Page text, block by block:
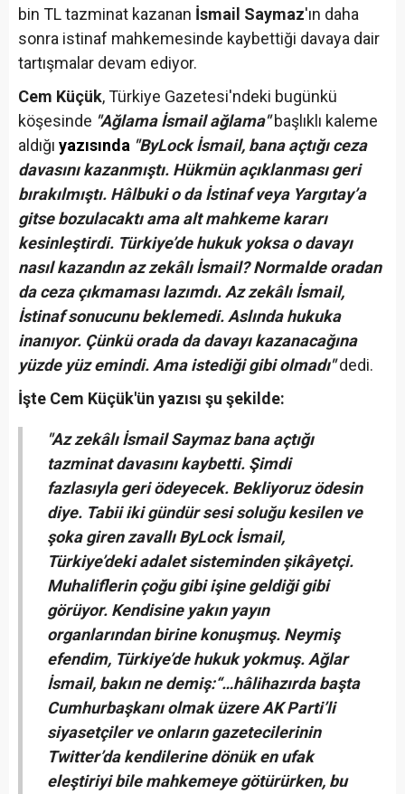
bin TL tazminat kazanan İsmail Saymaz'ın daha
sonra istinaf mahkemesinde kaybettiği davaya dair
tartışmalar devam ediyor.
Cem Küçük, Türkiye Gazetesi'ndeki bugünkü
köşesinde "Ağlama İsmail ağlama"başlıklı kaleme
aldığı yazısında "ByLock İsmail, bana açtığı ceza
davasını kazanmıştı. Hükmün açıklanması geri
bırakılmıştı. Hâlbuki o da İstinaf veya Yargıtay’a
gitse bozulacaktı ama alt mahkeme kararı
kesinleştirdi. Türkiye’de hukuk yoksa o davayı
nasıl kazandın az zekâlı İsmail? Normalde oradan
da ceza çıkmaması lazımdı. Az zekâlı İsmail,
İstinaf sonucunu beklemedi. Aslında hukuka
inanıyor. Çünkü orada da davayı kazanacağına
yüzde yüz emindi. Ama istediği gibi olmadı"dedi.
İşte Cem Küçük'ün yazısı şu şekilde:
"Az zekâlı İsmail Saymaz bana açtığı
tazminat davasını kaybetti. Şimdi
fazlasıyla geri ödeyecek. Bekliyoruz ödesin
diye. Tabii iki gündür sesi soluğu kesilen ve
şoka giren zavallı ByLock İsmail,
Türkiye’deki adalet sisteminden şikâyetçi.
Muhaliflerin çoğu gibi işine geldiği gibi
görüyor. Kendisine yakın yayın
organlarından birine konuşmuş. Neymiş
efendim, Türkiye’de hukuk yokmuş. Ağlar
İsmail, bakın ne demiş:“…hâlihazırda başta
Cumhurbaşkanı olmak üzere AK Parti’li
siyasetçiler ve onların gazetecilerinin
Twitter’da kendilerine dönük en ufak
eleştiriyi bile mahkemeye götürürken, bu